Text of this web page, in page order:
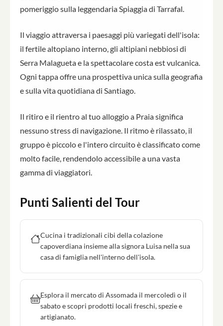
pomeriggio sulla leggendaria Spiaggia di Tarrafal.
Il viaggio attraversa i paesaggi più variegati dell'isola:
il fertile altopiano interno, gli altipiani nebbiosi di
Serra Malagueta e la spettacolare costa est vulcanica.
Ogni tappa offre una prospettiva unica sulla geografia
e sulla vita quotidiana di Santiago.
Il ritiro e il rientro al tuo alloggio a Praia significa
nessuno stress di navigazione. Il ritmo è rilassato, il
gruppo è piccolo e l'intero circuito è classificato come
molto facile, rendendolo accessibile a una vasta
gamma di viaggiatori.
Punti Salienti del Tour
Cucina i tradizionali cibi della colazione
capoverdiana insieme alla signora Luisa nella sua
casa di famiglia nell'interno dell'isola.
Esplora il mercato di Assomada il mercoledì o il
sabato e scopri prodotti locali freschi, spezie e
artigianato.